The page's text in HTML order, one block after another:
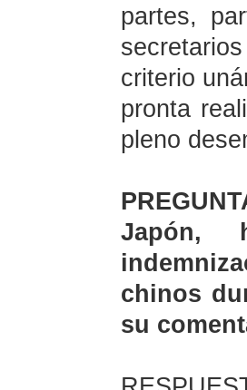
partes,
criterio
pronta
pleno
Japón,
chinos
su